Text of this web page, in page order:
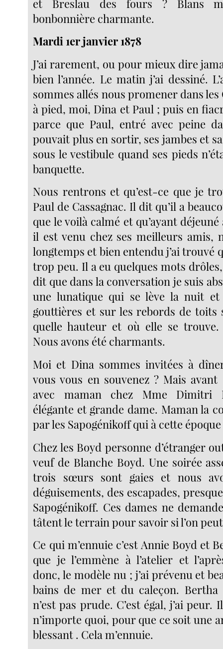
et Breslau des fours ? Blans
bonbonnière charmante.
Mardi 1er janvier 1878
J’ai rarement, ou pour mieux dire
bien l’année. Le matin j’ai dessiné.
sommes allés nous promener dans
à pied, moi, Dina et Paul ; puis en
parce que Paul, entré avec peine
pouvait plus en sortir, ses jambes et
sous le vestibule quand ses pieds
banquette.
Nous rentrons et qu’est-ce que je
Paul de Cassagnac. Il dit qu’il a
que le voilà calmé et qu’ayant
il est venu chez ses meilleurs amis,
longtemps et bien entendu j’ai trouvé
trop peu. Il a eu quelques mots
dit que dans la conversation je suis
une lunatique qui se lève la nuit
gouttières et sur les rebords de toits
quelle hauteur et où elle se trouve.
Nous avons été charmants.
Moi et Dina sommes invitées à
vous vous en souvenez ? Mais
avec maman chez Mme Dimitri
élégante et grande dame. Maman la
par les Sapogénikoff qui à cette
Chez les Boyd personne d’étranger
veuf de Blanche Boyd. Une soirée
trois sœurs sont gaies et nous
déguisements, des escapades,
Sapogénikoff. Ces dames ne
tâtent le terrain pour savoir si l’on
Ce qui m’ennuie c’est Annie Boyd et
que je l’emmène à l’atelier et
donc, le modèle nu ; j’ai prévenu et
bains de mer et du caleçon. Bertha
n’est pas prude. C’est égal, j’ai peur.
n’importe quoi, pour que ce soit une
blessant . Cela m’ennuie.